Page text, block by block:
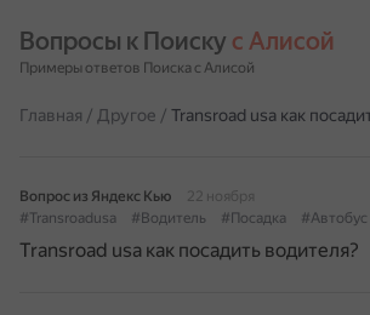
Вопросы к Поиску с Алисой
Примеры ответов Поиска с Алисой
Главная / Другое / Transroad usa как
Вопрос из Яндекс Кью
22 ноября
#Transroadusa
#Водитель #Посадка #Автобус
Transroad usa как посадить водителя?